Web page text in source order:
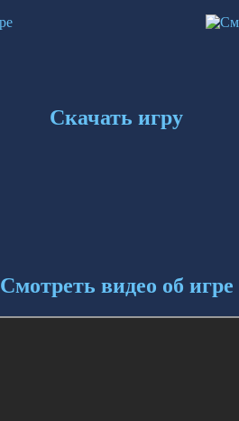
Скачать игру
Смотреть видео об игре